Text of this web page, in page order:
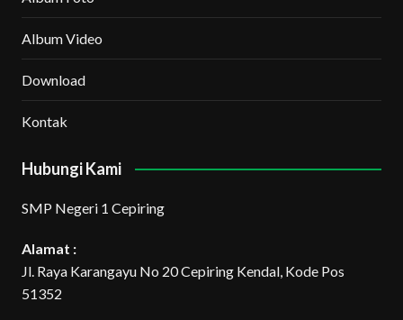
Album Video
Download
Kontak
Hubungi Kami
SMP Negeri 1 Cepiring
Alamat :
Jl. Raya Karangayu No 20 Cepiring Kendal, Kode Pos
51352